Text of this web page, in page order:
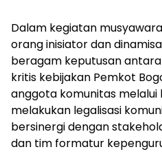
Dalam kegiatan
orang inisiator dan
beragam keputusan
kritis kebijakan Pemkot
anggota komunitas
melakukan legalisasi
bersinergi dengan
dan tim formatur